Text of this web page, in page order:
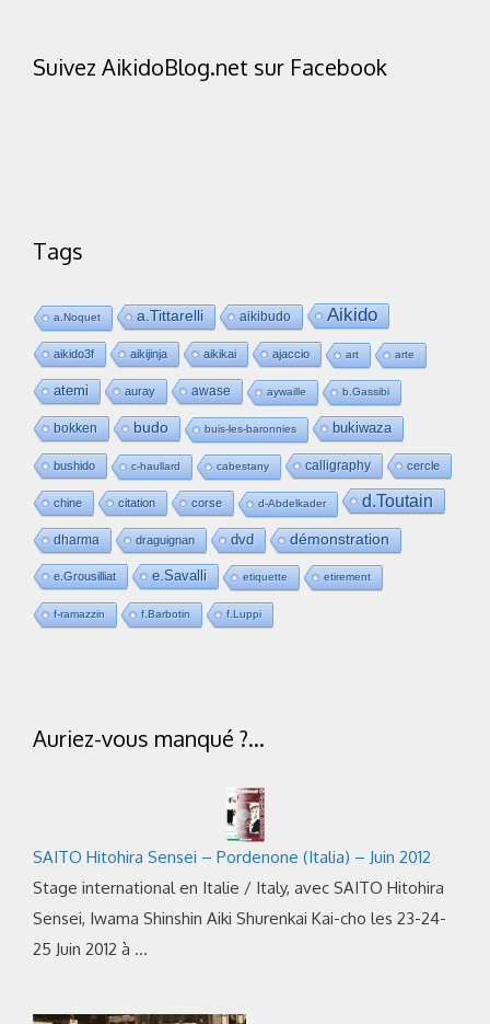
Suivez AikidoBlog.net sur Facebook
Tags
a.Noquet a.Tittarelli aikibudo Aikido
aikido3f aikijinja aikikai ajaccio art arte
atemi auray awase aywaille b.Gassibi
bokken budo buis-les-baronnies bukiwaza
bushido c-haullard cabestany calligraphy cercle
chine citation corse d-Abdelkader d.Toutain
dharma draguignan dvd démonstration
e.Grousilliat e.Savalli etiquette etirement
f-ramazzin f.Barbotin f.Luppi
Auriez-vous manqué ?…
SAITO Hitohira Sensei – Pordenone (Italia) – Juin 2012
Stage international en Italie / Italy, avec SAITO Hitohira
Sensei, Iwama Shinshin Aiki Shurenkai Kai-cho les 23-24-
25 Juin 2012 à …